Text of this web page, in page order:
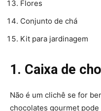
Flores
Conjunto de chá
Kit para jardinagem
1. Caixa de
Não é um clichê se for
chocolates gourmet